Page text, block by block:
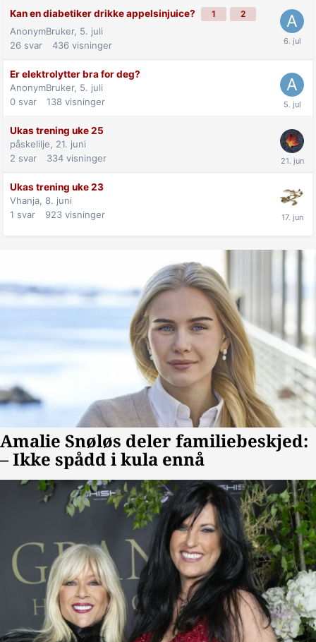
Kan en diabetiker drikke appelsinjuice? 1 2
AnonymBruker, 5. juli
26 svar 436 visninger
Er elektrolytter bra for deg?
AnonymBruker, 5. juli
0 svar 138 visninger
Ukas trening uke 25
påskelilje, 21. juni
2 svar 334 visninger
Ukas trening uke 23
Vhanja, 8. juni
1 svar 923 visninger